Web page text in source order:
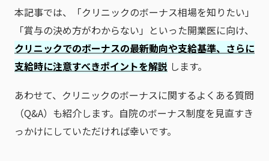
本記事では、「クリニックのボーナス相場を知りたい」
「賞与の決め方がわからない」といった開業医に向け、
クリニックでのボーナスの最新動向や支給基準、さらに
支給時に注意すべきポイントを解説 します。
あわせて、クリニックのボーナスに関するよくある質問
（Q&A）も紹介します。自院のボーナス制度を見直すき
っかけにしていただければ幸いです。